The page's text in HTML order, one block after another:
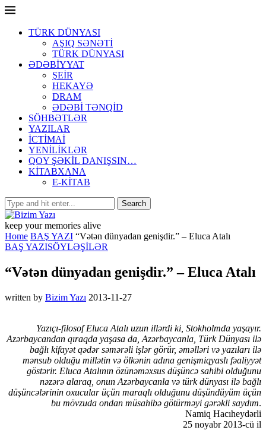
TÜRK DÜNYASI
AŞIQ SƏNƏTİ
TÜRK DÜNYASI
ƏDƏBİYYAT
ŞEİR
HEKAYƏ
DRAM
ƏDƏBİ TƏNQİD
SÖHBƏTLƏR
YAZILAR
İCTİMAİ
YENİLİKLƏR
QOY ŞƏKİL DANIŞSIN…
KİTABXANA
E-KİTAB
keep your memories alive
Home BAŞ YAZI “Vətən dünyadan genişdir.” – Eluca Atalı
BAŞ YAZISÖYLƏŞİLƏR
“Vətən dünyadan genişdir.” – Eluca Atalı
written by Bizim Yazı 2013-11-27
Yazıçı-filosof Eluca Atalı uzun illərdi ki, Stokholmda yaşayır.
Azərbaycandan qıraqda yaşasa da, Azərbaycanla, Türk Dünyası ilə
bağlı kifayət qədər səmərəli işlər görür, əməlləri və yazıları ilə
mənsub olduğu millətin və ölkənin adına genişmiqyaslı fəaliyyət
göstərir. Eluca Atalının özünəməxsus düşüncə sahibi olduğunu
nəzərə alaraq, onun Azərbaycanla və türk dünyası ilə bağlı
düşüncələrinin oxucular üçün maraqlı olduğunu düşündüyüm üçün
bu mövzuda ondan müsahibə götürməyi gərəkli saydım.
Namiq Hacıheydərli
25 noyabr 2013-cü il